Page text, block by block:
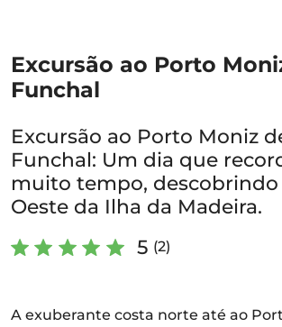
Excursão ao Porto
Funchal
Excursão ao Porto Moniz
Funchal: Um dia que
muito tempo, descobrindo
Oeste da Ilha da Madeira.
5 (2)
A exuberante costa norte até ao